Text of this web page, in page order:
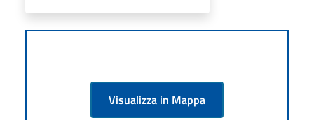
Visualizza in Mappa